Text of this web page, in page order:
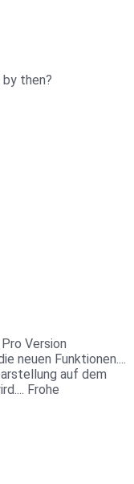
then?
Version
neuen Funktionen....
auf dem
Frohe